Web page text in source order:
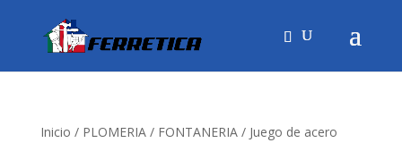
Inicio / PLOMERIA/ FONTANERIA/ Juego de acero